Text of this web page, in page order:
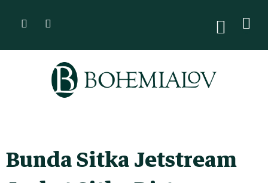
Bunda Sitka Jetstream